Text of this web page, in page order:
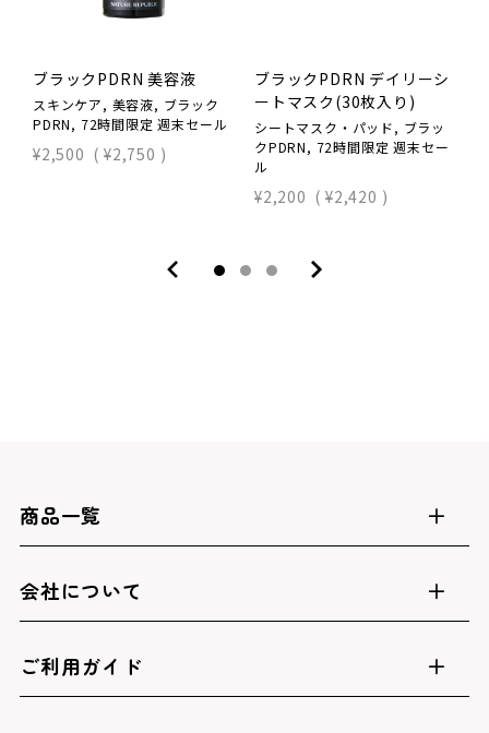
ブラックPDRN 美容液
スキンケア, 美容液, ブラック
PDRN, 72時間限定 週末セール
¥2,500 ( ¥2,750 )
ブラックPDRN デイリーシ
ートマスク(30枚入り)
シートマスク・パッド, ブラッ
クPDRN, 72時間限定 週末セー
ル
¥2,200 ( ¥2,420 )
商品一覧
会社について
ご利用ガイド